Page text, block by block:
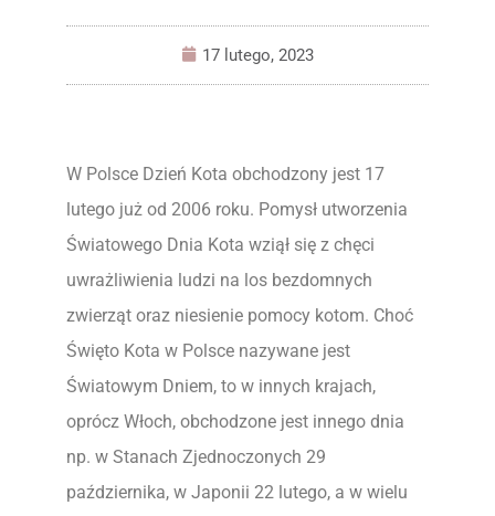
17 lutego, 2023
W Polsce Dzień Kota obchodzony jest 17
lutego już od 2006 roku. Pomysł utworzenia
Światowego Dnia Kota wziął się z chęci
uwrażliwienia ludzi na los bezdomnych
zwierząt oraz niesienie pomocy kotom. Choć
Święto Kota w Polsce nazywane jest
Światowym Dniem, to w innych krajach,
oprócz Włoch, obchodzone jest innego dnia
np. w Stanach Zjednoczonych 29
października, w Japonii 22 lutego, a w wielu